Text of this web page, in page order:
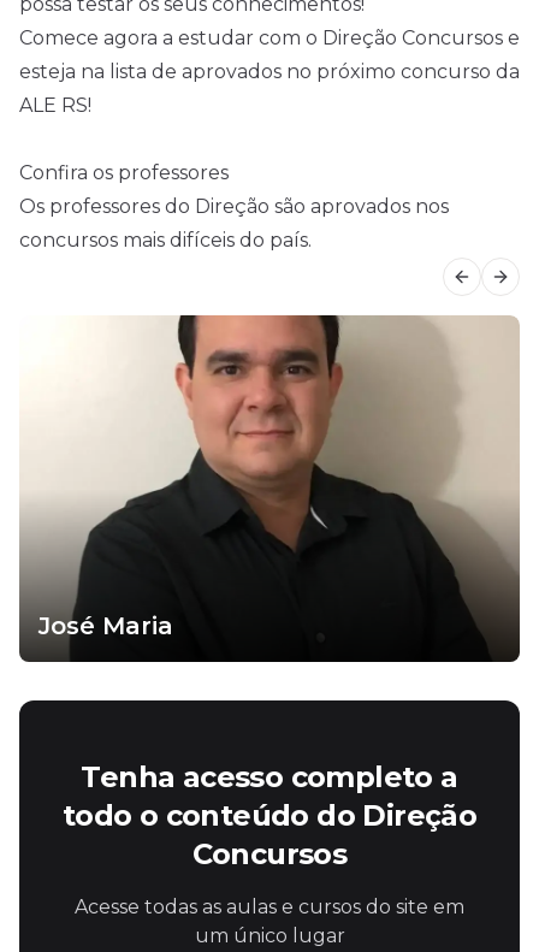
Comece agora a estudar com o Direção Concursos e
esteja na lista de aprovados no próximo concurso da
ALE RS!
Confira os professores
Os professores do Direção são aprovados nos
concursos mais difíceis do país.
José Maria
Tenha acesso completo a
todo o conteúdo do Direção
Concursos
Acesse todas as aulas e cursos do site em
um único lugar